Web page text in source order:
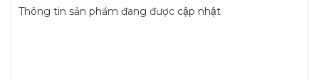
Thông tin sản phẩm đang được cập nhật